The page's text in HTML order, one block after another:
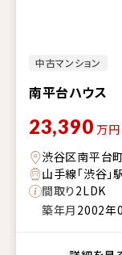
中古マンション
南平台ハウス
23,390 万円
渋谷区南平台町
山手線「渋谷
間取り2LDK
築年月 2002年